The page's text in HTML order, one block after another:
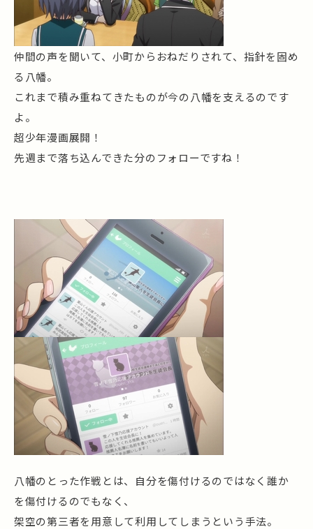
仲間の声を聞いて、小町からおねだりされて、指針を固め
る八幡。
これまで積み重ねてきたものが今の八幡を支えるのです
よ。
超少年漫画展開！
先週まで落ち込んできた分のフォローですね！
八幡のとった作戦とは、自分を傷付けるのではなく誰か
を傷付けるのでもなく、
架空の第三者を用意して利用してしまうという手法。